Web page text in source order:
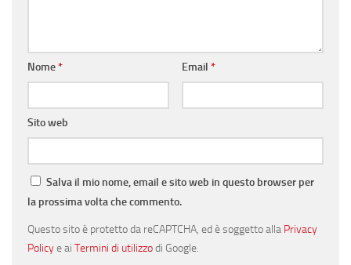
Nome* Email *
Sito web
Salva il mio nome, email e sito web in questo browser per
la prossima volta che commento.
Questo sito è protetto da reCAPTCHA, ed è soggetto alla Privacy
Policye ai Termini di utilizzodi Google.